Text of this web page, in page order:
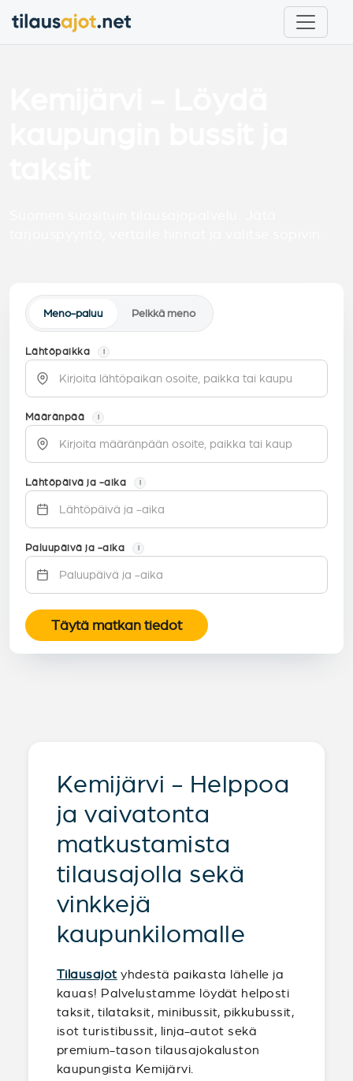
Meno-paluu Pelkkä meno
Lähtöpaikka i
Määränpää i
Lähtöpäivä ja -aika i
Paluupäivä ja -aika i
Täytä matkan tiedot
Kemijärvi - Helppoa
ja vaivatonta
matkustamista
tilausajolla sekä
vinkkejä
kaupunkilomalle
Tilausajot yhdestä paikasta lähelle ja
kauas! Palvelustamme löydät helposti
taksit, tilataksit, minibussit, pikkubussit,
isot turistibussit, linja-autot sekä
premium-tason tilausajokaluston
kaupungista Kemijärvi.